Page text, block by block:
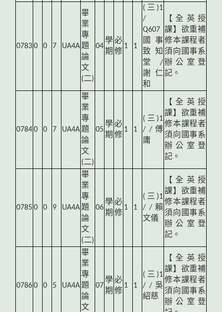
07830 0 7 UA4A
畢
業
專
題
論
文
(二)
04
學
期
必
修
1 1
( 三)1
/
Q607
國事
致知
堂 /
謝仁
和
【全英授
課】欲重補
修本課程者
須向國事系
辦公室登
記。
07840 0 7 UA4A
畢
業
專
題
論
文
(二)
05
學
期
必
修
1 1
( 三)1
/ / 傅
庸
【全英授
課】欲重補
修本課程者
須向國事系
辦公室登
記。
07850 0 9 UA4A
畢
業
專
題
論
文
(二)
06
學
期
必
修
1 1
( 三)1
/ / 賴
文儀
【全英授
課】欲重補
修本課程者
須向國事系
辦公室登
記。
07860 0 5 UA4A
畢
業
專
題
論
文
07
學
期
必
修
1 1
( 三)1
/ / 吳
紹慈
【全英授
課】欲重補
修本課程者
須向國事系
辦公室登